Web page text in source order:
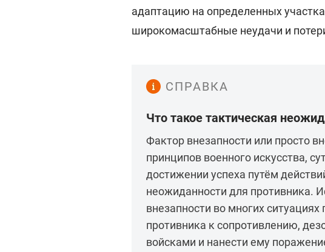
адаптацию на определенных
широкомасштабные неудачи и
СПРАВКА
Что такое тактическая
Фактор внезапности или просто
принципов военного искусства,
достижении успеха путём
неожиданности для противника.
внезапности во многих
противника к сопротивлению,
войсками и нанести ему